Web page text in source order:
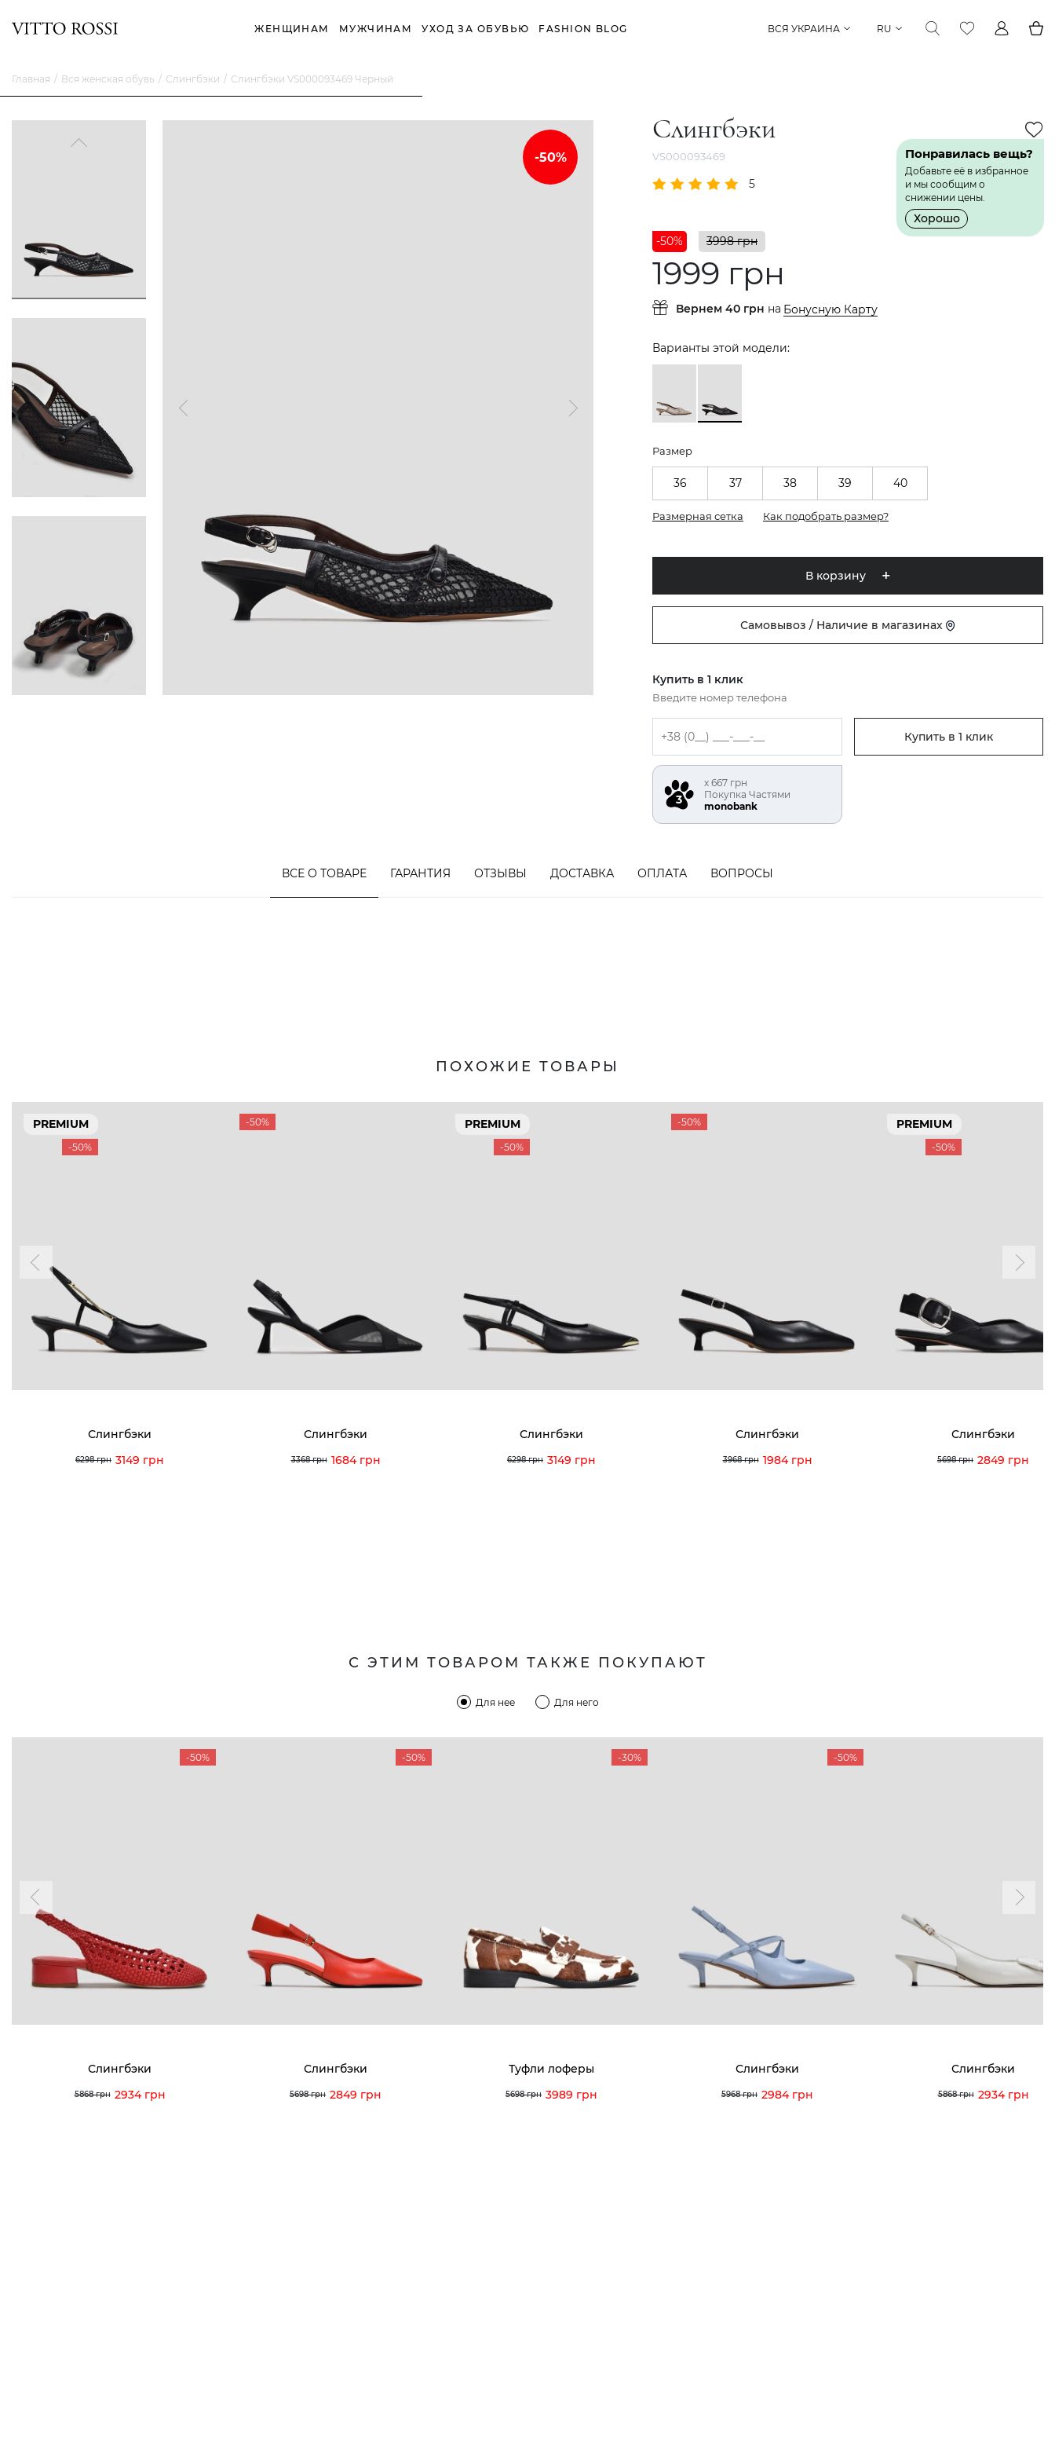
ЖЕНЩИНАМ МУЖЧИНАМ УХОД ЗА ОБУВЬЮ FASHION BLOG ВСЯ УКРАИНА RU
Главная Вся женская обувь Слингбэки Слингбэки VS000093469 Черный
Слингбэки
VS000093469 Понравилась вещь?
Добавьте её в избранное
и мы сообщим о
снижении цены.
Хорошо
5
-50% 3998 грн
1999 грн
Вернем 40 грн на Бонусную Карту
Варианты этой модели:
Размер
36 37 38 39 40
Размерная сетка Как подобрать размер?
В корзину
Самовывоз / Наличие в магазинах
Купить в 1 клик
Введите номер телефона
Купить в 1 клик
х 667 грн
Покупка Частями
monobank
ВСЕ О ТОВАРЕ ГАРАНТИЯ ОТЗЫВЫ ДОСТАВКА ОПЛАТА ВОПРОСЫ
ПОХОЖИЕ ТОВАРЫ
PREMIUM
-50%
Слингбэки
6298 грн 3149 грн
-50%
Слингбэки
3368 грн 1684 грн
PREMIUM
-50%
Слингбэки
6298 грн 3149 грн
-50%
Слингбэки
3968 грн 1984 грн
PREMIUM
-50%
Слингбэки
5698 грн 2849 грн
С ЭТИМ ТОВАРОМ ТАКЖЕ ПОКУПАЮТ
Для нее Для него
-50%
Слингбэки
5868 грн 2934 грн
-50%
Слингбэки
5698 грн 2849 грн
-30%
Туфли лоферы
5698 грн 3989 грн
-50%
Слингбэки
5968 грн 2984 грн
Слингбэки
5868 грн 2934 грн
акциях и событиях
Для нее
0 (973) 89-43-98
Viber
Вакансии и Работа
Наши магазины
Доставка и оплата
Гарантия и возврат
Мои просмотры